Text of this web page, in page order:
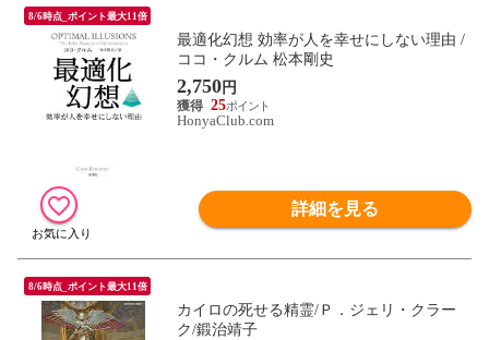
8/6時点_ポイント最大11倍
最適化幻想 効率が人を幸せにしない理由 /
ココ・クルム 松本剛史
2,750円
25
HonyaClub.com
詳細を見る
8/6時点_ポイント最大11倍
カイロの死せる精霊/Ｐ．ジェリ・クラー
ク/鍛治靖子